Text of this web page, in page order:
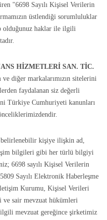
"6698 Sayılı Kişisel Verilerin
üstlendiği sorumluluklar
olduğunuz haklar ile ilgili
HİZMETLERİ SAN. TİC.
ve diğer markalarımızın sitelerini
faydalanan siz değerli
Türkiye Cumhuriyeti kanunları
kişiye ilişkin ad,
bilgileri gibi her türlü bilgiyi
6698 sayılı Kişisel Verilerin
Sayılı Elektronik Haberleşme
Kurumu, Kişisel Verileri
ve sair mevzuat hükümleri
mevzuat gereğince şirketimiz